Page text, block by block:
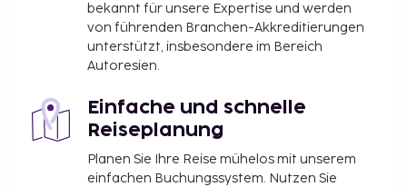
bekannt für unsere Expertise und werden
von führenden Branchen-Akkreditierungen
unterstützt, insbesondere im Bereich
Autoresien.
Einfache und schnelle
Reiseplanung
Planen Sie Ihre Reise mühelos mit unserem
einfachen Buchungssystem. Nutzen Sie